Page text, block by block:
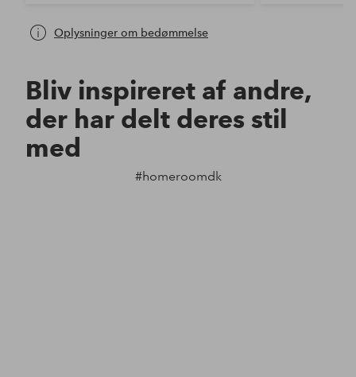
Oplysninger om bedømmelse
Bliv inspireret af andre,
der har delt deres stil
med
#homeroomdk